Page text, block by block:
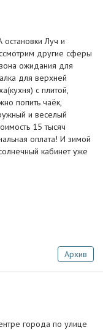
Луч и
другие сферы
ожидания для
для верхней
с плитой,
попить чаёк,
и веселый
15 тысяч
оплата! И зимой
кабинет уже
Архив
города по улице